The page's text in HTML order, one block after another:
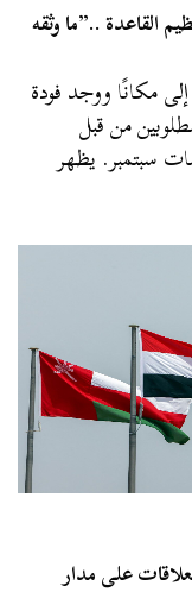
القاعدة ..”ما وثقه
مكانًا ووجد فودة
من قبل
سبتمبر. يظهر
على مدار